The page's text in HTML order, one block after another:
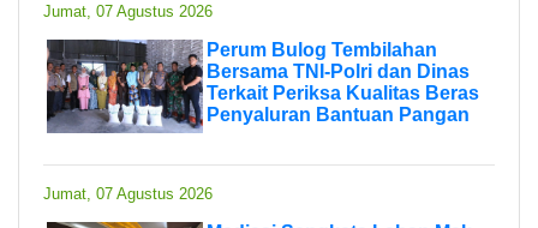
Jumat, 07 Agustus 2026
Perum Bulog Tembilahan
Bersama TNI-Polri dan Dinas
Terkait Periksa Kualitas Beras
Penyaluran Bantuan Pangan
Jumat, 07 Agustus 2026